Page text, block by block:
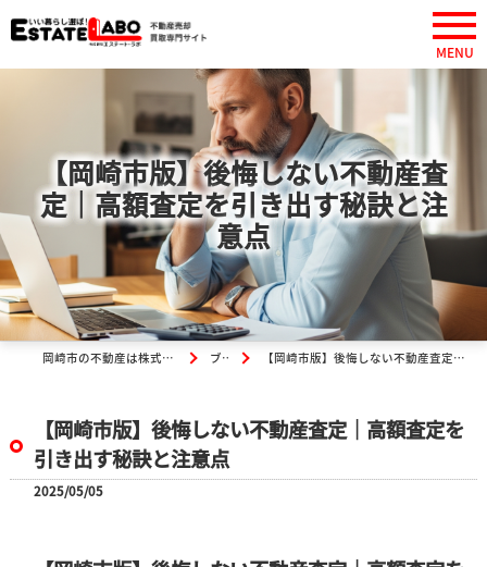
【岡崎市版】後悔しない不動産査
定｜高額査定を引き出す秘訣と注
意点
岡崎市の不動産は株式会社エステート・ラボ ブログ 【岡崎市版】後悔しない不動産査定｜高額査定を引き出す秘訣と注意点
【岡崎市版】後悔しない不動産査定｜高額査定を
引き出す秘訣と注意点
2025/05/05